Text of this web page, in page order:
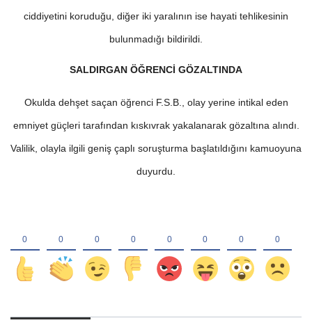
ciddiyetini koruduğu, diğer iki yaralının ise hayati tehlikesinin
bulunmadığı bildirildi.
SALDIRGAN ÖĞRENCİ GÖZALTINDA
Okulda dehşet saçan öğrenci F.S.B., olay yerine intikal eden
emniyet güçleri tarafından kıskıvrak yakalanarak gözaltına alındı.
Valilik, olayla ilgili geniş çaplı soruşturma başlatıldığını kamuoyuna
duyurdu.